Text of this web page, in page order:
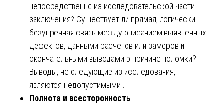
непосредственно из исследовательской части
заключения? Существует ли прямая, логически
безупречная связь между описанием выявленных
дефектов, данными расчетов или замеров и
окончательными выводами о причине поломки?
Выводы, не следующие из исследования,
являются недопустимыми .
Полнота и всесторонность